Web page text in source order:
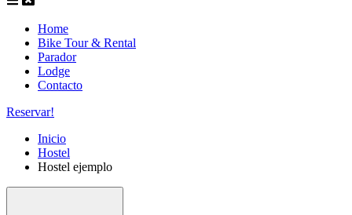
Home
Bike Tour & Rental
Parador
Lodge
Contacto
Reservar!
Inicio
Hostel
Hostel ejemplo